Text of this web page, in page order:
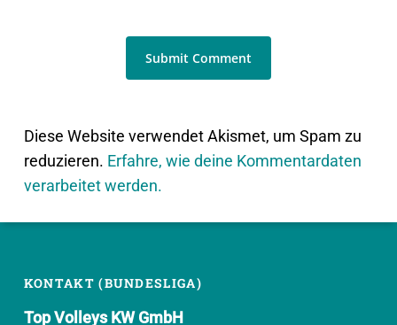
Diese Website verwendet Akismet, um Spam zu
reduzieren. Erfahre, wie deine Kommentardaten
verarbeitet werden.
KONTAKT (BUNDESLIGA)
Top Volleys KW GmbH